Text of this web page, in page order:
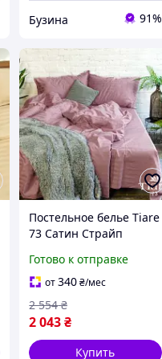
Бузина 91%
Постельное белье Tiare
73 Сатин Страйп
73_Stripe_pl buzyna
Готово к отправке
от340₴/мес
2 043₴
2 554 ₴
Купить